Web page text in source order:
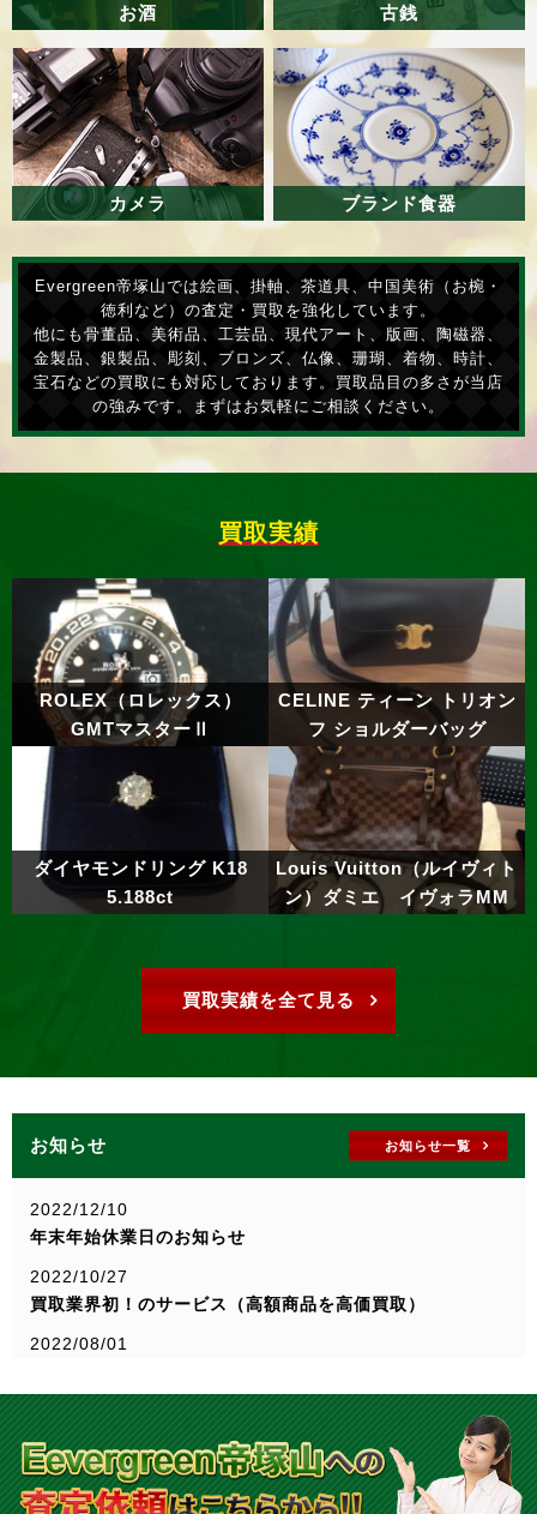
お酒 古銭
カメラ ブランド食器
Evergreen帝塚山では絵画、掛軸、茶道具、中国美術（お椀・
徳利など）の査定・買取を強化しています。
他にも骨董品、美術品、工芸品、現代アート、版画、陶磁器、
金製品、銀製品、彫刻、ブロンズ、仏像、珊瑚、着物、時計、
宝石などの買取にも対応しております。買取品目の多さが当店
の強みです。まずはお気軽にご相談ください。
買取実績
ROLEX（ロレックス）
GMTマスターⅡ
CELINE ティーン トリオン
フ ショルダーバッグ
ダイヤモンドリング K18
5.188ct
Louis Vuitton（ルイヴィト
ン）ダミエ イヴォラMM
買取実績を全て見る
お知らせ お知らせ一覧
2022/12/10
年末年始休業日のお知らせ
2022/10/27
買取業界初！のサービス（高額商品を高価買取）
2022/08/01